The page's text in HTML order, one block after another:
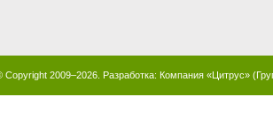
Copyright 2009–2026. Разработка: Компания «Цитрус» (